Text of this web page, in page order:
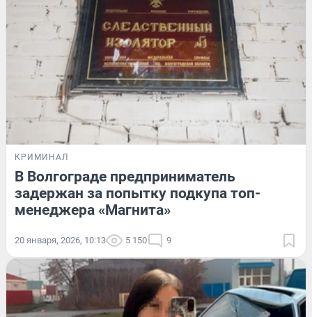
КРИМИНАЛ
В Волгограде предприниматель
задержан за попытку подкупа топ-
менеджера «Магнита»
20 января, 2026, 10:13 5 150 9